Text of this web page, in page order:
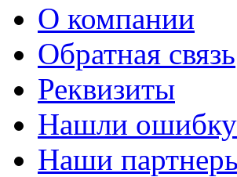
О компании
Обратная связь
Реквизиты
Нашли
Наши